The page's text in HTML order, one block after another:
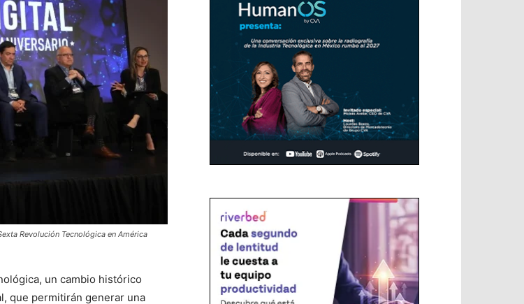
Revolución Tecnológica en América
un cambio histórico
que permitirán generar una